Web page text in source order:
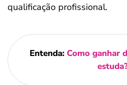
qualificação profissional.
Entenda: Como ganhar